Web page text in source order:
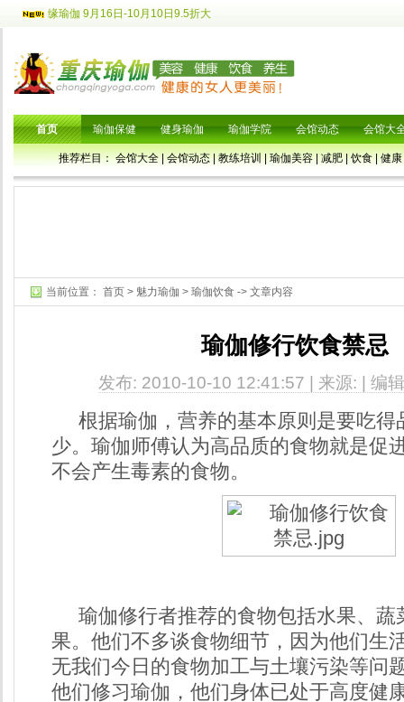
缘瑜伽 9月16日-10月10日9.5折大
首页
推荐栏目：会馆大全|会馆动态|教练培训|瑜伽美容|减肥|饮食|健康
瑜伽保健 健身瑜伽 瑜伽学院 会馆动态 会馆大
当前位置： 首页 > 魅力瑜伽 > 瑜伽饮食 -> 文章内容
瑜伽修行饮食禁忌
发布: 2010-10-10 12:41:57 | 来源: | 编
根据瑜伽，营养的基本原则是要吃得
少。瑜伽师傅认为高品质的食物就是促
不会产生毒素的食物。
瑜伽修行者推荐的食物包括水果、蔬
果。他们不多谈食物细节，因为他们生
无我们今日的食物加工与土壤污染等问
他们修习瑜伽，他们身体已处于高度健